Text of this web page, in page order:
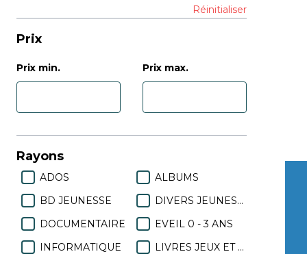
Réinitialiser
Prix
Prix min. Prix max.
Rayons
ADOS
ALBUMS
BD JEUNESSE
DIVERS JEUNESSE
DOCUMENTAIRE
EVEIL 0 - 3 ANS
INFORMATIQUE
LIVRES JEUX ET PUZZLE